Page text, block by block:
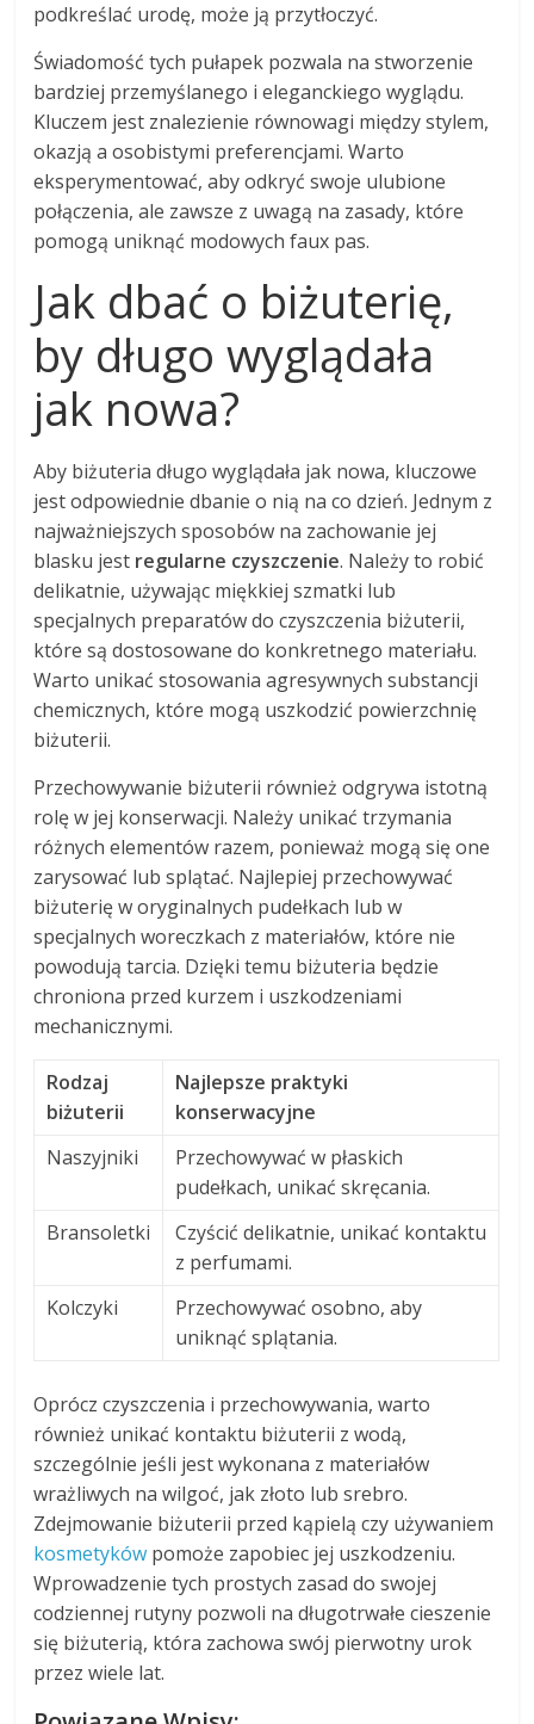
podkreślać urodę, może ją przytłoczyć.
Świadomość tych pułapek pozwala na stworzenie
bardziej przemyślanego i eleganckiego wyglądu.
Kluczem jest znalezienie równowagi między stylem,
okazją a osobistymi preferencjami. Warto
eksperymentować, aby odkryć swoje ulubione
połączenia, ale zawsze z uwagą na zasady, które
pomogą uniknąć modowych faux pas.
Jak dbać o biżuterię,
by długo wyglądała
jak nowa?
Aby biżuteria długo wyglądała jak nowa, kluczowe
jest odpowiednie dbanie o nią na co dzień. Jednym z
najważniejszych sposobów na zachowanie jej
blasku jest regularne czyszczenie. Należy to robić
delikatnie, używając miękkiej szmatki lub
specjalnych preparatów do czyszczenia biżuterii,
które są dostosowane do konkretnego materiału.
Warto unikać stosowania agresywnych substancji
chemicznych, które mogą uszkodzić powierzchnię
biżuterii.
Przechowywanie biżuterii również odgrywa istotną
rolę w jej konserwacji. Należy unikać trzymania
różnych elementów razem, ponieważ mogą się one
zarysować lub splątać. Najlepiej przechowywać
biżuterię w oryginalnych pudełkach lub w
specjalnych woreczkach z materiałów, które nie
powodują tarcia. Dzięki temu biżuteria będzie
chroniona przed kurzem i uszkodzeniami
mechanicznymi.
Rodzaj
biżuterii
Najlepsze praktyki
konserwacyjne
Naszyjniki
Przechowywać w płaskich
pudełkach, unikać skręcania.
Bransoletki
Czyścić delikatnie, unikać kontaktu
z perfumami.
Kolczyki
Przechowywać osobno, aby
uniknąć splątania.
Oprócz czyszczenia i przechowywania, warto
również unikać kontaktu biżuterii z wodą,
szczególnie jeśli jest wykonana z materiałów
wrażliwych na wilgoć, jak złoto lub srebro.
Zdejmowanie biżuterii przed kąpielą czy używaniem
kosmetyków pomoże zapobiec jej uszkodzeniu.
Wprowadzenie tych prostych zasad do swojej
codziennej rutyny pozwoli na długotrwałe cieszenie
się biżuterią, która zachowa swój pierwotny urok
przez wiele lat.